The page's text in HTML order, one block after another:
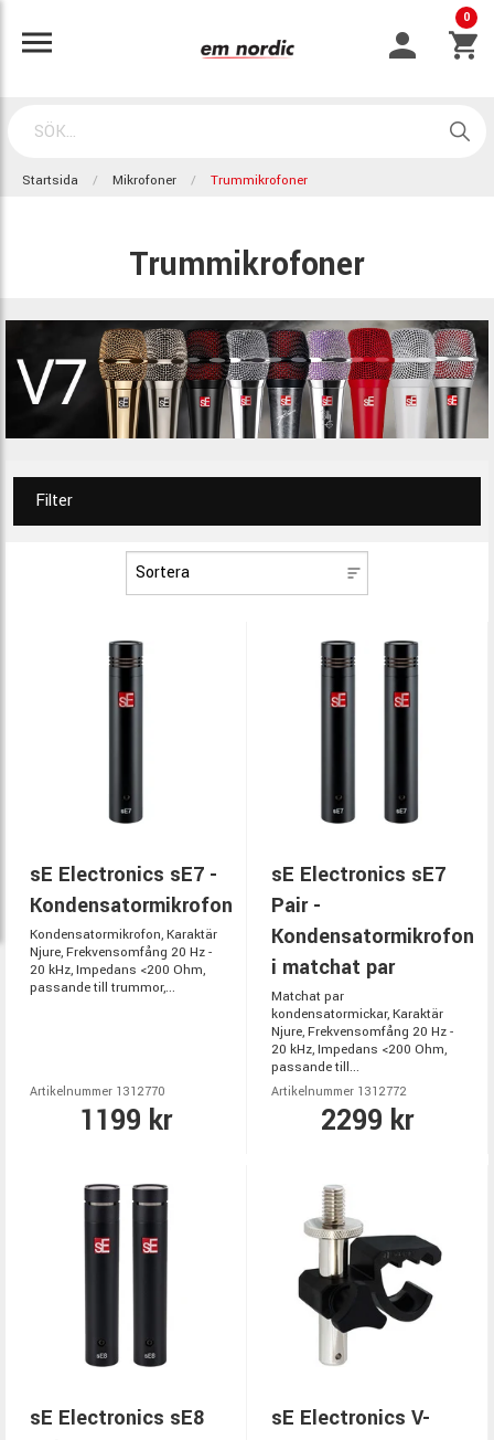
0
Startsida Mikrofoner Trummikrofoner
Trummikrofoner
Filter
sE Electronics sE7 -
Kondensatormikrofon
Kondensatormikrofon, Karaktär
Njure, Frekvensomfång 20 Hz -
20 kHz, Impedans <200 Ohm,
passande till trummor,...
Artikelnummer 1312770
1199 kr
sE Electronics sE7
Pair -
Kondensatormikrofon
i matchat par
Matchat par
kondensatormickar, Karaktär
Njure, Frekvensomfång 20 Hz -
20 kHz, Impedans <200 Ohm,
passande till...
Artikelnummer 1312772
2299 kr
sE Electronics sE8
sE Electronics V-